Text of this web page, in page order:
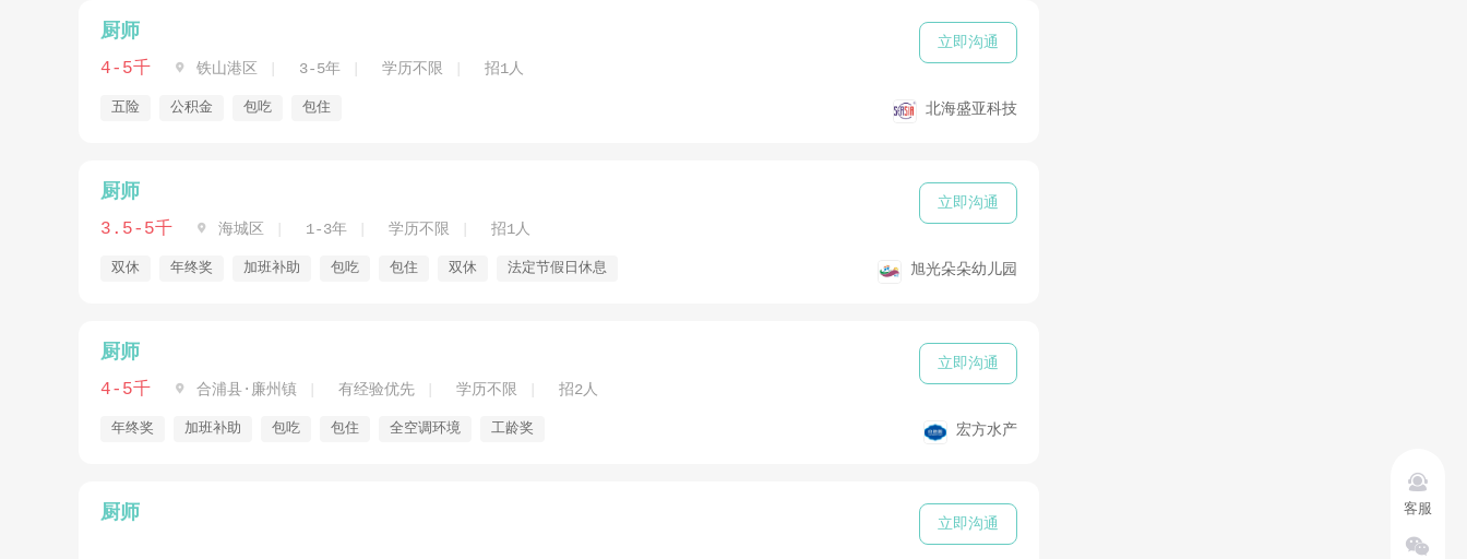
厨师
4-5千  铁山港区 3-5年 学历不限 招1人
五险 公积金 包吃 包住
立即沟通
北海盛亚科技
厨师
3.5-5千  海城区 1-3年 学历不限 招1人
双休 年终奖 加班补助 包吃 包住 双休 法定节假日休息
立即沟通
旭光朵朵幼儿园
厨师
4-5千  合浦县·廉州镇 有经验优先 学历不限 招2人
年终奖 加班补助 包吃 包住 全空调环境 工龄奖
立即沟通
宏方水产
厨师 立即沟通

客服
